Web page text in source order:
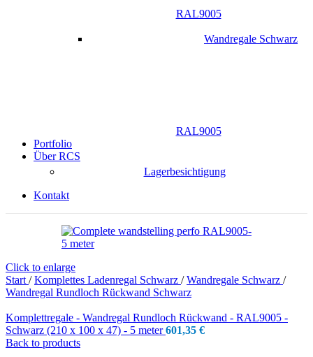
RAL9005
Wandregale Schwarz
RAL9005
Portfolio
Über RCS
Lagerbesichtigung
Kontakt
Click to enlarge
Start / Komplettes Ladenregal Schwarz / Wandregale Schwarz /
Wandregal Rundloch Rückwand Schwarz
Komplettregale - Wandregal Rundloch Rückwand - RAL9005 -
Schwarz (210 x 100 x 47) - 5 meter601,35 €
Back to products